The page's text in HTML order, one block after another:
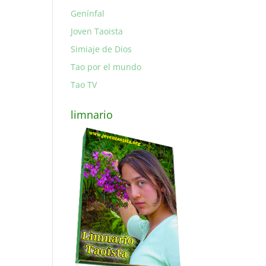
Genínfal
Joven Taoista
Simiaje de Dios
Tao por el mundo
Tao TV
limnario